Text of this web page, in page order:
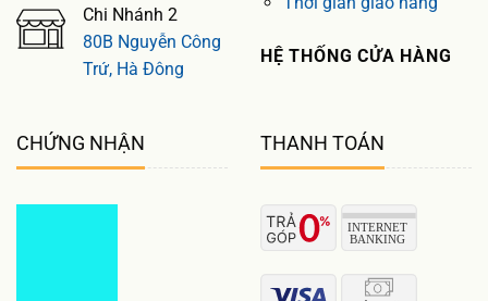
Chi Nhánh 2
80B Nguyễn Công
Trứ, Hà Đông
HỆ THỐNG CỬA HÀNG
CHỨNG NHẬN THANH TOÁN